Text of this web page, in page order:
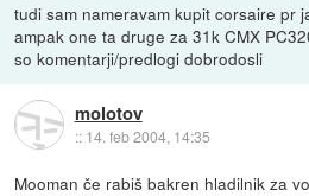
tudi sam nameravam kupit corsaire pr
ampak one ta druge za 31k CMX
so komentarji/predlogi dobrodosli
molotov
:: 14. feb 2004, 14:35
Mooman če rabiš bakren hladilnik za